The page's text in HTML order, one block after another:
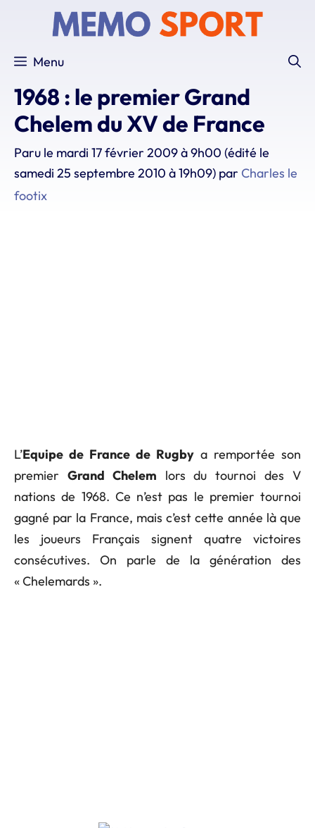
Menu
1968 : le premier Grand
Chelem du XV de France
Paru le mardi 17 février 2009 à 9h00 (édité le
samedi 25 septembre 2010 à 19h09) par Charles le
footix
L’Equipe de France de Rugby a remportée son
premier Grand Chelem lors du tournoi des V
nations de 1968. Ce n’est pas le premier tournoi
gagné par la France, mais c’est cette année là que
les joueurs Français signent quatre victoires
consécutives. On parle de la génération des
« Chelemards ».